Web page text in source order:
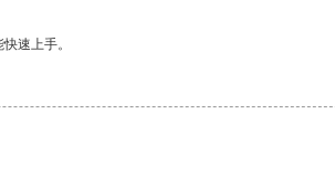
速上手。